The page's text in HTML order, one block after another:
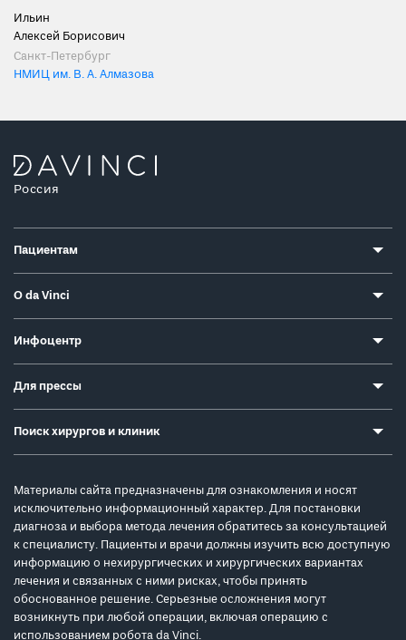
Ильин
Алексей Борисович
Санкт-Петербург
НМИЦ им. В. А. Алмазова
Россия
Пациентам
О da Vinci
Инфоцентр
Для прессы
Поиск хирургов и клиник
Материалы сайта предназначены для ознакомления и носят
исключительно информационный характер. Для постановки
диагноза и выбора метода лечения обратитесь за консультацией
к специалисту. Пациенты и врачи должны изучить всю доступную
информацию о нехирургических и хирургических вариантах
лечения и связанных с ними рисках, чтобы принять
обоснованное решение. Серьезные осложнения могут
возникнуть при любой операции, включая операцию с
использованием робота da Vinci.